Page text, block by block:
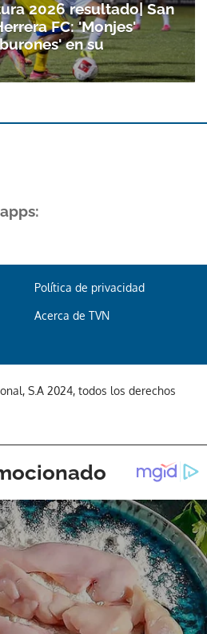
2026 resultado| San
FC: 'Monjes'
en su
Política de privacidad
Acerca de TVN
S.A 2024, todos los derechos